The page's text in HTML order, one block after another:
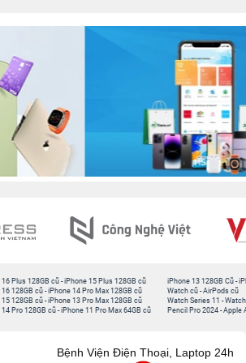
16 Plus 128GB cũ-iPhone 15 Plus 128GB cũ
16 128GB cũ-iPhone 14 Pro Max 128GB cũ
15 128GB cũ-iPhone 13 Pro Max 128GB cũ
Pro 128GB cũ-iPhone 11 Pro Max 64GB cũ
iPhone 13 128GB Cũ -
Watch cũ -AirPods cũ
Watch Series 11 -
Pencil Pro 2024 -Apple
Bệnh Viện Điện Thoại, Laptop 24h